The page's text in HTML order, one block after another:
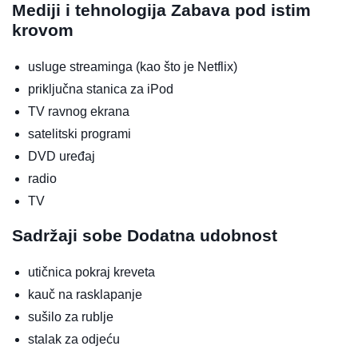
Mediji i tehnologija Zabava pod istim
krovom
usluge streaminga (kao što je Netflix)
priključna stanica za iPod
TV ravnog ekrana
satelitski programi
DVD uređaj
radio
TV
Sadržaji sobe Dodatna udobnost
utičnica pokraj kreveta
kauč na rasklapanje
sušilo za rublje
stalak za odjeću